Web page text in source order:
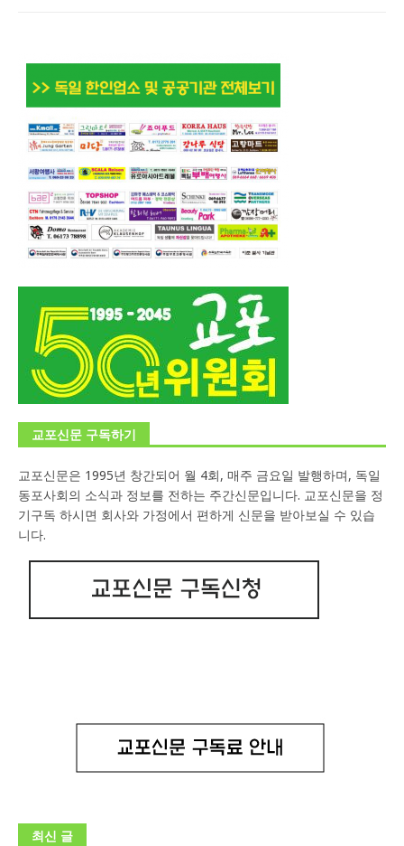
교포신문 구독하기
교포신문은 1995년 창간되어 월 4회, 매주 금요일 발행하며, 독일
동포사회의 소식과 정보를 전하는 주간신문입니다. 교포신문을 정
기구독 하시면 회사와 가정에서 편하게 신문을 받아보실 수 있습
니다.
최신 글